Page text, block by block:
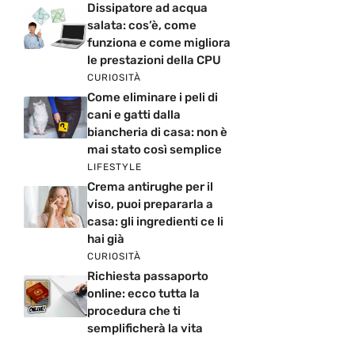
Dissipatore ad acqua
salata: cos’è, come
funziona e come migliora
le prestazioni della CPU
CURIOSITÀ
Come eliminare i peli di
cani e gatti dalla
biancheria di casa: non è
mai stato così semplice
LIFESTYLE
Crema antirughe per il
viso, puoi prepararla a
casa: gli ingredienti ce li
hai già
CURIOSITÀ
Richiesta passaporto
online: ecco tutta la
procedura che ti
semplificherà la vita